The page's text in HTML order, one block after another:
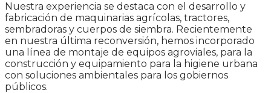
Nuestra experiencia se destaca con el desarrollo y
fabricación de maquinarias agrícolas, tractores,
sembradoras y cuerpos de siembra. Recientemente
en nuestra última reconversión, hemos incorporado
una línea de montaje de equipos agroviales, para la
construcción y equipamiento para la higiene urbana
con soluciones ambientales para los gobiernos
públicos.